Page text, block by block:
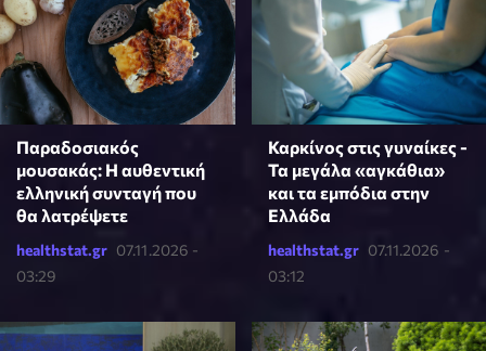
Παραδοσιακός
μουσακάς: Η αυθεντική
ελληνική συνταγή που
θα λατρέψετε
healthstat.gr 07.11.2026 -
03:29
Καρκίνος στις γυναίκες -
Τα μεγάλα «αγκάθια»
και τα εμπόδια στην
Ελλάδα
healthstat.gr 07.11.2026 -
03:12